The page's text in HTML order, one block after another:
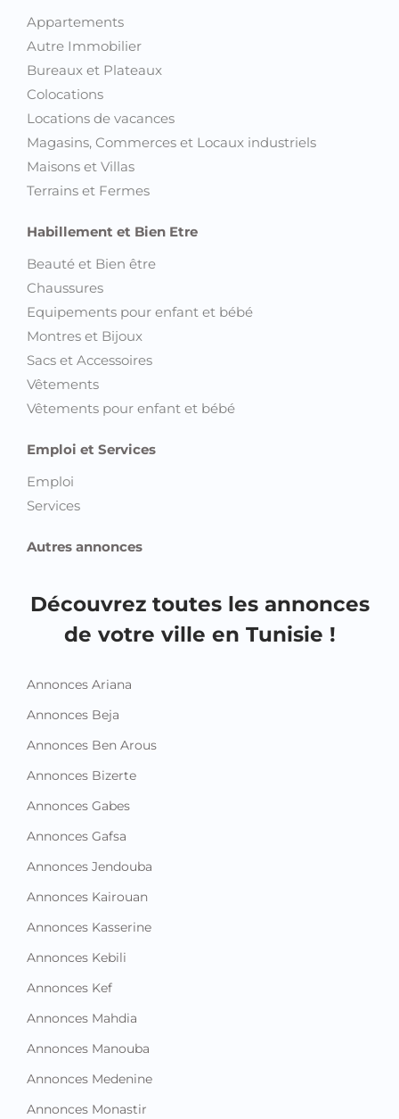
Appartements
Autre Immobilier
Bureaux et Plateaux
Colocations
Locations de vacances
Magasins, Commerces et Locaux industriels
Maisons et Villas
Terrains et Fermes
Habillement et Bien Etre
Beauté et Bien être
Chaussures
Equipements pour enfant et bébé
Montres et Bijoux
Sacs et Accessoires
Vêtements
Vêtements pour enfant et bébé
Emploi et Services
Emploi
Services
Autres annonces
Découvrez toutes les annonces
de votre ville en Tunisie !
Annonces Ariana
Annonces Beja
Annonces Ben Arous
Annonces Bizerte
Annonces Gabes
Annonces Gafsa
Annonces Jendouba
Annonces Kairouan
Annonces Kasserine
Annonces Kebili
Annonces Kef
Annonces Mahdia
Annonces Manouba
Annonces Medenine
Annonces Monastir